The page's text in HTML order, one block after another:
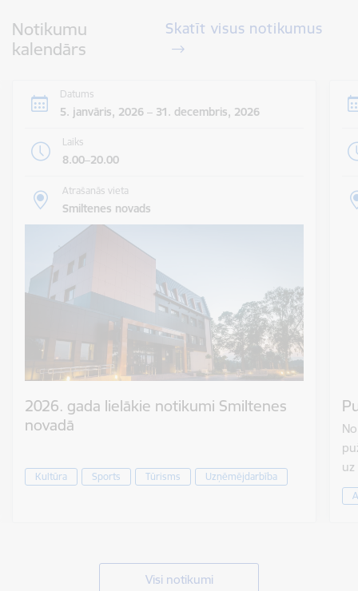
Notikumu
kalendārs
Skatīt visus notikumus
Datums
5. janvāris, 2026 – 31. decembris, 2026
Laiks
8.00–20.00
Atrašanās vieta
Smiltenes novads
2026. gada lielākie notikumi Smiltenes
novadā
Kultūra Sports Tūrisms Uzņēmējdarbība
Visi notikumi